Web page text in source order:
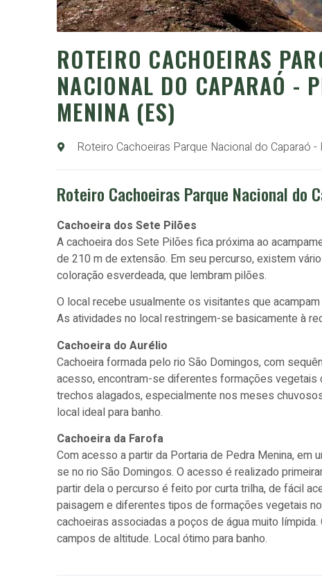
ROTEIRO CACHOEIRAS
NACIONAL DO CAPARAÓ -
MENINA (ES)
Roteiro Cachoeiras Parque Nacional do Caparaó -
Roteiro Cachoeiras Parque Nacional do
Cachoeira dos Sete Pilões
A cachoeira dos Sete Pilões fica próxima ao
de 210 m de extensão. Em seu percurso, existem
coloração esverdeada, que lembram pilões.
O local recebe usualmente os visitantes que
As atividades no local restringem-se basicamente à
Cachoeira do Aurélio
Cachoeira formada pelo rio São Domingos, com
acesso, encontram-se diferentes formações
trechos alagados, especialmente nos meses
local ideal para banho.
Cachoeira da Farofa
Com acesso a partir da Portaria de Pedra Menina, em
se no rio São Domingos. O acesso é realizado
partir dela o percurso é feito por curta trilha, de fácil
paisagem e diferentes tipos de formações vegetais
cachoeiras associadas a poços de água muito
campos de altitude. Local ótimo para banho.